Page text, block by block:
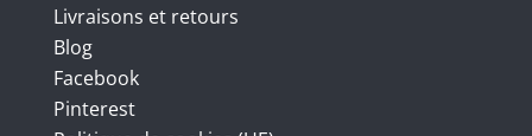
Livraisons et retours
Blog
Facebook
Pinterest